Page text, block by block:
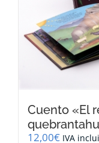
Cuento «El
12,00€ IVA